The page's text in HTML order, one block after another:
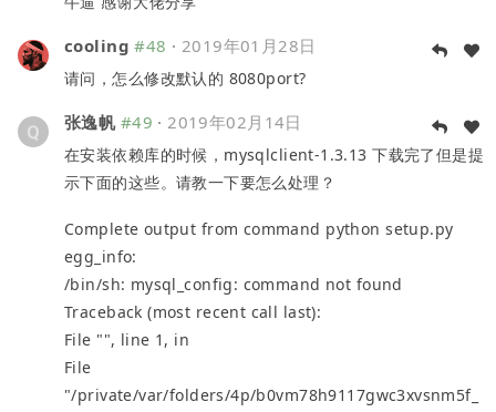
cooling #48 · 2019年01月28日
请问，怎么修改默认的 8080port?
张逸帆 #49 · 2019年02月14日
在安装依赖库的时候，mysqlclient-1.3.13 下载完了但是提
示下面的这些。请教一下要怎么处理？
Complete output from command python setup.py
egg_info:
/bin/sh: mysql_config: command not found
Traceback (most recent call last):
File "", line 1, in
File
"/private/var/folders/4p/b0vm78h9117gwc3xvsnm5f_